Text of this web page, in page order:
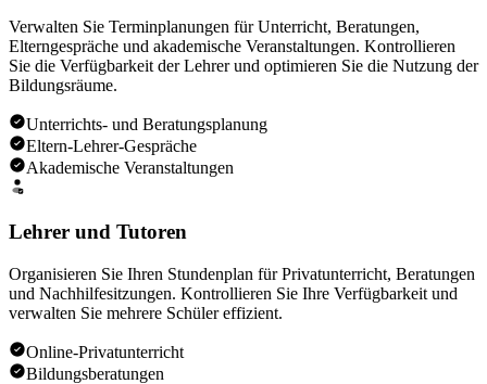
Verwalten Sie Terminplanungen für Unterricht, Beratungen,
Elterngespräche und akademische Veranstaltungen. Kontrollieren
Sie die Verfügbarkeit der Lehrer und optimieren Sie die Nutzung der
Bildungsräume.
Unterrichts- und Beratungsplanung
Eltern-Lehrer-Gespräche
Akademische Veranstaltungen
Lehrer und Tutoren
Organisieren Sie Ihren Stundenplan für Privatunterricht, Beratungen
und Nachhilfesitzungen. Kontrollieren Sie Ihre Verfügbarkeit und
verwalten Sie mehrere Schüler effizient.
Online-Privatunterricht
Bildungsberatungen